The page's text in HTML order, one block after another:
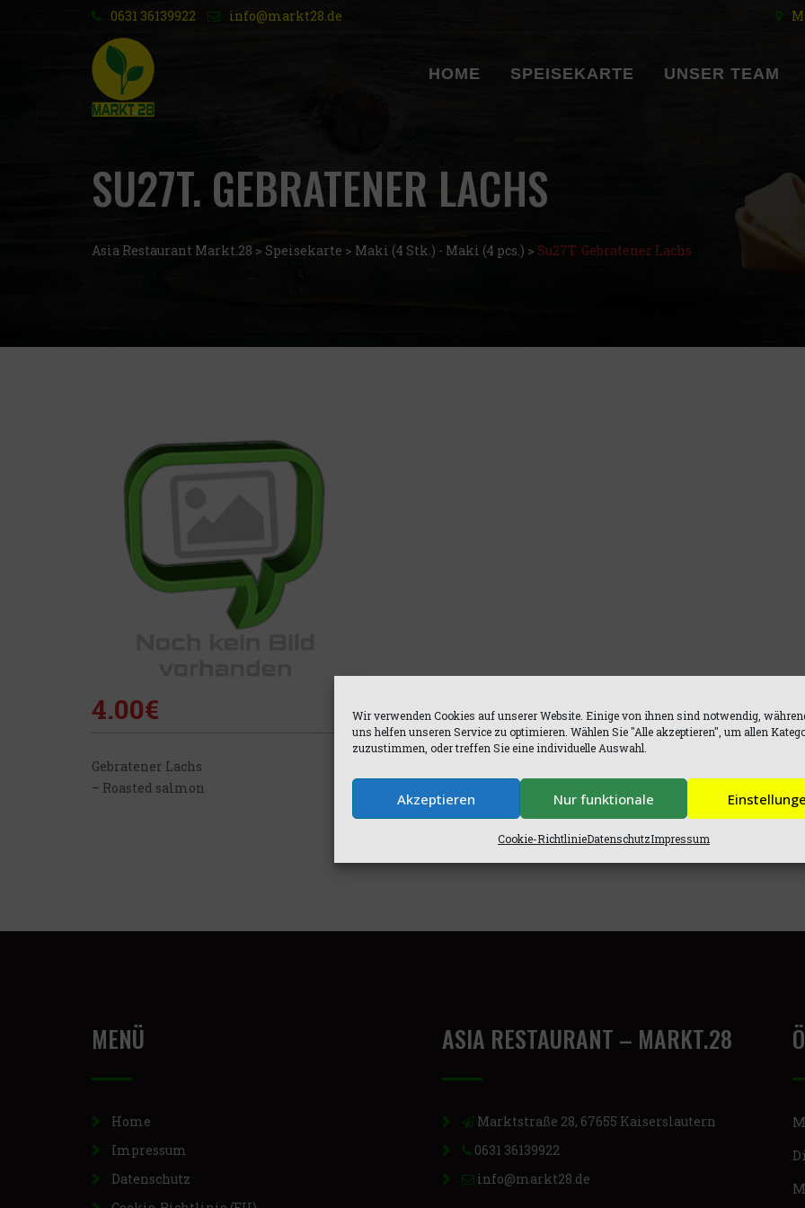
Wir verwenden Cookies auf unserer Website. Einige von ihnen sind notwendig,
uns helfen unseren Service zu optimieren. Wählen Sie "Alle akzeptieren", um allen
zuzustimmen, oder treffen Sie eine individuelle Auswahl.
Akzeptieren Nur funktionale
Cookie-RichtlinieDatenschutzImpressum
0631 36139922 info@markt28.de
HOME SPEISEKARTE UNSER TEAM
SU27T. GEBRATENER LACHS
Asia Restaurant Markt.28 > Speisekarte > Maki (4 Stk.) - Maki (4 pcs.) > Su27T. Gebratener Lachs
4.00€
Gebratener Lachs
– Roasted salmon
MENÜ
Home
Impressum
Datenschutz
ASIA RESTAURANT – MARKT.28
Marktstraße 28, 67655 Kaiserslautern
0631 36139922
info@markt28.de